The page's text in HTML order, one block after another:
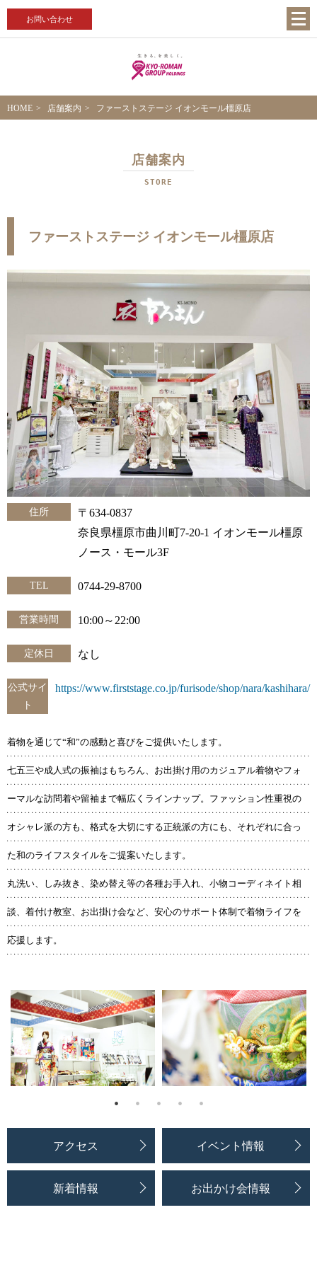
お問い合わせ
HOME 店舗案内 ファーストステージ イオンモール橿原店
店舗案内
STORE
ファーストステージ イオンモール橿原店
住所
〒634-0837
奈良県橿原市曲川町7-20-1 イオンモール橿原
ノース・モール3F
TEL 0744-29-8700
営業時間 10:00～22:00
定休日 なし
公式サイ
ト
https://www.firststage.co.jp/furisode/shop/nara/kashihara/
着物を通じて“和”の感動と喜びをご提供いたします。
七五三や成人式の振袖はもちろん、お出掛け用のカジュアル着物やフォ
ーマルな訪問着や留袖まで幅広くラインナップ。ファッション性重視の
オシャレ派の方も、格式を大切にする正統派の方にも、それぞれに合っ
た和のライフスタイルをご提案いたします。
丸洗い、しみ抜き、染め替え等の各種お手入れ、小物コーディネイト相
談、着付け教室、お出掛け会など、安心のサポート体制で着物ライフを
応援します。
アクセス イベント情報
新着情報 お出かけ会情報